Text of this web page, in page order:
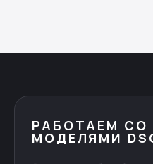
РАБОТАЕМ СО
МОДЕЛЯМИ